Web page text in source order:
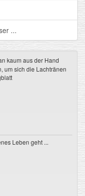
...
kaum aus der Hand
um sich die Lachtränen
Leben geht ...